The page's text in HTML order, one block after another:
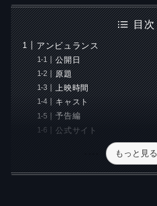
目次
アンビュランス
公開日
原題
上映時間
キャスト
予告編
公式サイト
もっと見る